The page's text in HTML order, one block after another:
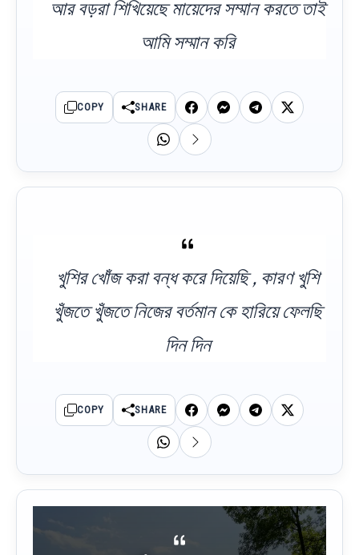
আর বড়রা শিখিয়েছে মায়েদের সম্মান করতে তাই
আমি সম্মান করি
COPY SHARE
খুশির খোঁজ করা বন্ধ করে দিয়েছি , কারণ খুশি
খুঁজতে খুঁজতে নিজের বর্তমান কে হারিয়ে ফেলছি
দিন দিন
COPY SHARE